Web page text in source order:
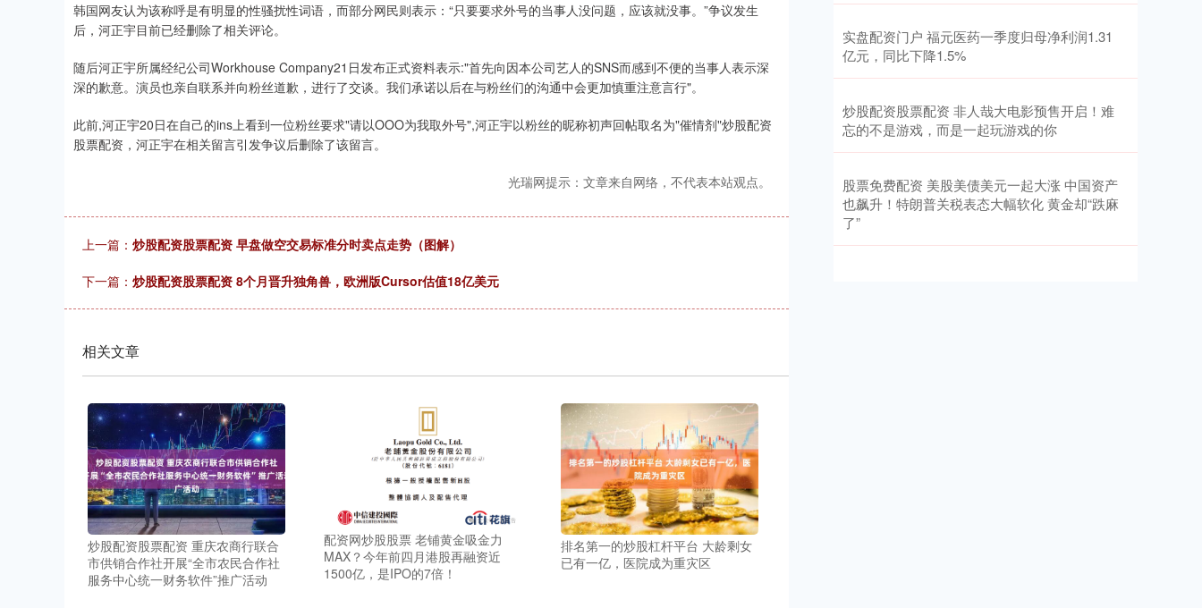
韩国网友认为该称呼是有明显的性骚扰性词语，而部分网民则表示：“只要要求外号的当事人没问题，应该就没事。”争议发生
后，河正宇目前已经删除了相关评论。
随后河正宇所属经纪公司Workhouse Company21日发布正式资料表示:"首先向因本公司艺人的SNS而感到不便的当事人表示深
深的歉意。演员也亲自联系并向粉丝道歉，进行了交谈。我们承诺以后在与粉丝们的沟通中会更加慎重注意言行"。
此前,河正宇20日在自己的ins上看到一位粉丝要求"请以OOO为我取外号",河正宇以粉丝的昵称初声回帖取名为"催情剂"炒股配资
股票配资，河正宇在相关留言引发争议后删除了该留言。
光瑞网提示：文章来自网络，不代表本站观点。
上一篇： 炒股配资股票配资 早盘做空交易标准分时卖点走势（图解）
下一篇： 炒股配资股票配资 8个月晋升独角兽，欧洲版Cursor估值18亿美元
相关文章
炒股配资股票配资 重庆农商行联合
市供销合作社开展“全市农民合作社
服务中心统一财务软件”推广活动
配资网炒股股票 老铺黄金吸金力
MAX？今年前四月港股再融资近
1500亿，是IPO的7倍！
排名第一的炒股杠杆平台 大龄剩女
已有一亿，医院成为重灾区
实盘配资门户 福元医药一季度归母净利润1.31
亿元，同比下降1.5%
炒股配资股票配资 非人哉大电影预售开启！难
忘的不是游戏，而是一起玩游戏的你
股票免费配资 美股美债美元一起大涨 中国资产
也飙升！特朗普关税表态大幅软化 黄金却“跌麻
了”